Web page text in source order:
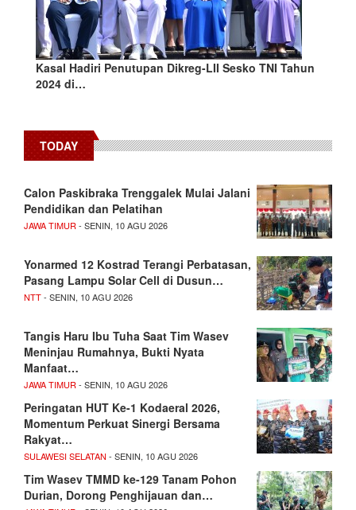
Kasal Hadiri Penutupan Dikreg-LII Sesko TNI Tahun
2024 di…
TODAY
Calon Paskibraka Trenggalek Mulai Jalani
Pendidikan dan Pelatihan
JAWA TIMUR- SENIN, 10 AGU 2026
Yonarmed 12 Kostrad Terangi Perbatasan,
Pasang Lampu Solar Cell di Dusun…
NTT- SENIN, 10 AGU 2026
Tangis Haru Ibu Tuha Saat Tim Wasev
Meninjau Rumahnya, Bukti Nyata
Manfaat…
JAWA TIMUR- SENIN, 10 AGU 2026
Peringatan HUT Ke-1 Kodaeral 2026,
Momentum Perkuat Sinergi Bersama
Rakyat…
SULAWESI SELATAN - SENIN, 10 AGU 2026
Tim Wasev TMMD ke-129 Tanam Pohon
Durian, Dorong Penghijauan dan…